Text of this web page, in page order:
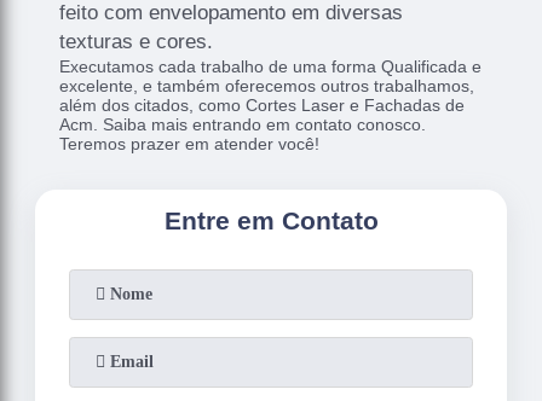
feito com envelopamento em diversas
texturas e cores.
Executamos cada trabalho de uma forma Qualificada e
excelente, e também oferecemos outros trabalhamos,
além dos citados, como Cortes Laser e Fachadas de
Acm. Saiba mais entrando em contato conosco.
Teremos prazer em atender você!
Entre em Contato